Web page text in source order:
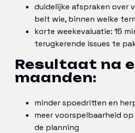
duidelijke afspraken over
belt wie, binnen welke
korte weekevaluatie: 15
terugkerende issues te
Resultaat na
maanden:
minder spoedritten en
meer voorspelbaarheid
de planning